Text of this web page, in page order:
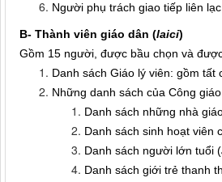
Người phụ trách giao tiếp liên
B- Thành viên giáo dân (laici)
Gồm 15 người, được bầu chọn và
Danh sách Giáo lý viên: gồm
Những danh sách của Công
Danh sách những nhà
Danh sách sinh hoạt viên
Danh sách người lớn tuổi (
Danh sách giới trẻ thanh